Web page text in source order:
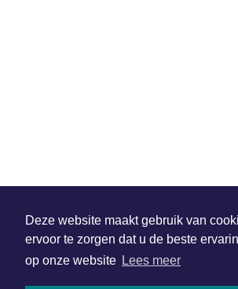
Deze website maakt gebruik van
ervoor te zorgen dat u de beste
op onze website Lees meer